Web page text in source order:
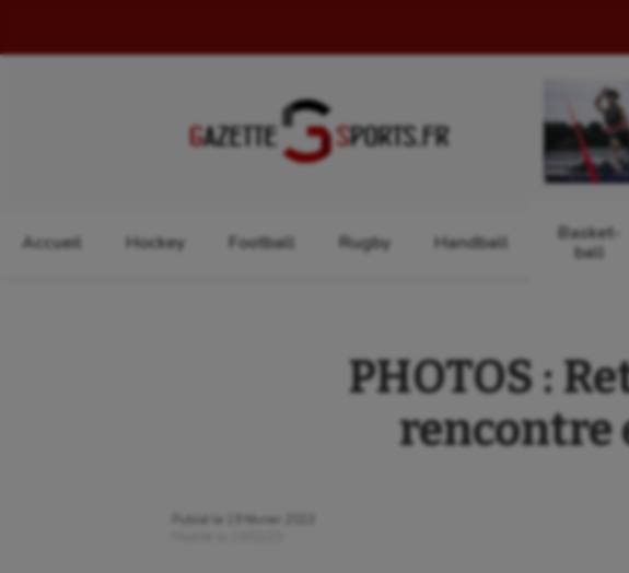
Accueil Hockey Football Rugby Handball
Basket-
ball
PHOTOS :
rencontre
Publié le
19 février 2023